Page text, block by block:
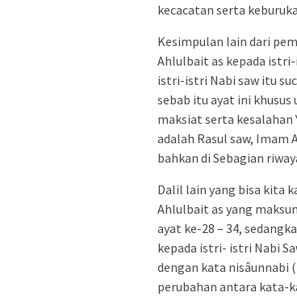
kecacatan serta
Kesimpulan lain dari
Ahlulbait as kepada
istri-istri Nabi saw itu
sebab itu ayat ini khusus
maksiat serta kesalahan
adalah Rasul saw, Imam
bahkan di Sebagian
Dalil lain yang bisa kita
Ahlulbait as yang
ayat ke-28 – 34,
kepada istri- istri Nabi
dengan kata nisâunnabi
perubahan antara kata-